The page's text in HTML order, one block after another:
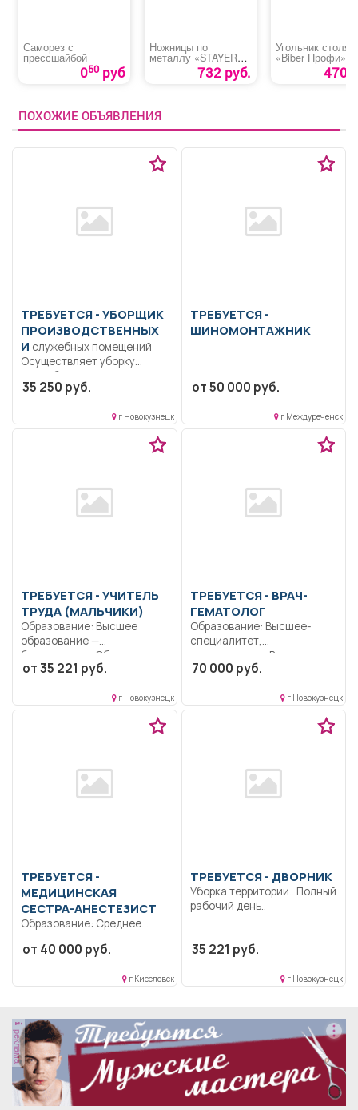
Саморез с
прессшайбой
050руб
Ножницы по
металлу «STAYER
Мастер» 732 руб.
Угольник
«Biber Профи»
470
ПОХОЖИЕ ОБЪЯВЛЕНИЯ
ТРЕБУЕТСЯ - УБОРЩИК
ПРОИЗВОДСТВЕННЫХ
И служебных помещений
Осуществляет уборку
служебных помещений,
коридоров, лестниц,
35 250 руб.
г Новокузнецк
ТРЕБУЕТСЯ -
ШИНОМОНТАЖНИК
от 50 000 руб.
г Междуреченск
ТРЕБУЕТСЯ - УЧИТЕЛЬ
ТРУДА (МАЛЬЧИКИ)
Образование: Высшее
образование —
бакалавриат.. Обучение
методам понимания
от 35 221 руб.
г Новокузнецк
ТРЕБУЕТСЯ - ВРАЧ-
ГЕМАТОЛОГ
Образование: Высшее-
специалитет,
магистратура.. В
стационарную службу на
70 000 руб.
г Новокузнецк
ТРЕБУЕТСЯ -
МЕДИЦИНСКАЯ
СЕСТРА-АНЕСТЕЗИСТ
Образование: Среднее
Коммуникабельность.
Отделение реанимации и
от 40 000 руб.
г Киселевск
ТРЕБУЕТСЯ - ДВОРНИК
Уборка территории.. Полный
рабочий день..
35 221 руб.
г Новокузнецк
реклама